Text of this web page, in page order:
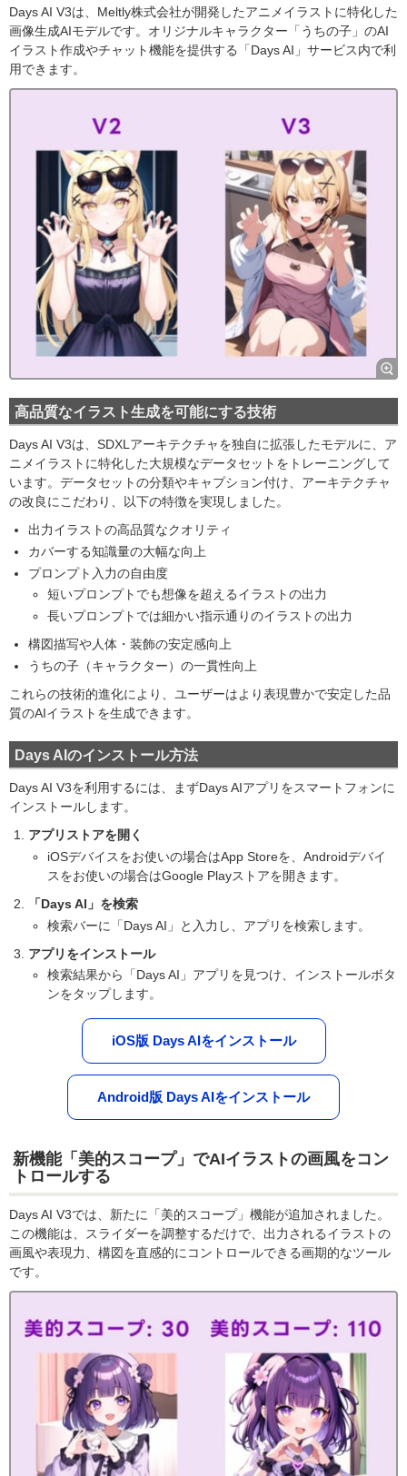
Days AI V3は、Meltly株式会社が開発したアニメイラストに特化した
画像生成AIモデルです。オリジナルキャラクター「うちの子」のAI
イラスト作成やチャット機能を提供する「Days AI」サービス内で利
用できます。
高品質なイラスト生成を可能にする技術
Days AI V3は、SDXLアーキテクチャを独自に拡張したモデルに、ア
ニメイラストに特化した大規模なデータセットをトレーニングして
います。データセットの分類やキャプション付け、アーキテクチャ
の改良にこだわり、以下の特徴を実現しました。
出力イラストの高品質なクオリティ
カバーする知識量の大幅な向上
プロンプト入力の自由度
短いプロンプトでも想像を超えるイラストの出力
長いプロンプトでは細かい指示通りのイラストの出力
構図描写や人体・装飾の安定感向上
うちの子（キャラクター）の一貫性向上
これらの技術的進化により、ユーザーはより表現豊かで安定した品
質のAIイラストを生成できます。
Days AIのインストール方法
Days AI V3を利用するには、まずDays AIアプリをスマートフォンに
インストールします。
アプリストアを開く
iOSデバイスをお使いの場合はApp Storeを、Androidデバイ
スをお使いの場合はGoogle Playストアを開きます。
「Days AI」を検索
検索バーに「Days AI」と入力し、アプリを検索します。
アプリをインストール
検索結果から「Days AI」アプリを見つけ、インストールボタ
ンをタップします。
iOS版 Days AIをインストール
Android版 Days AIをインストール
新機能「美的スコープ」でAIイラストの画風をコン
トロールする
Days AI V3では、新たに「美的スコープ」機能が追加されました。
この機能は、スライダーを調整するだけで、出力されるイラストの
画風や表現力、構図を直感的にコントロールできる画期的なツール
です。